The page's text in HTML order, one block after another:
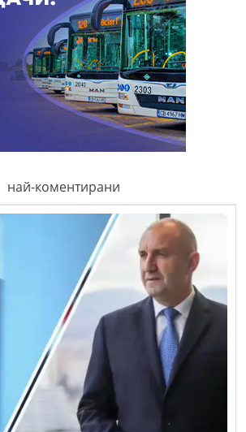
най-коментирани